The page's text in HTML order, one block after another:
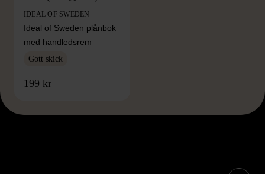
IDEAL OF SWEDEN
Ideal of Sweden plånbok
med handledsrem
Gott skick
199 kr